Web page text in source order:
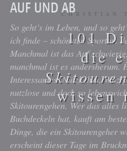
CHRISTIAN
101
die
wissen
AUF UND AB
So geht’s im Leben, und so
ich finde – schönsten Sportart
Manchmal ist das Auf
manchmal ist es
Interessantes, Nützliches,
nutzlose und doch so
Skitourengehen. Wer das alles
Buchdeckeln hat, kauft am
Dinge, die ein Skitourengeher
erscheint dieser Tage im